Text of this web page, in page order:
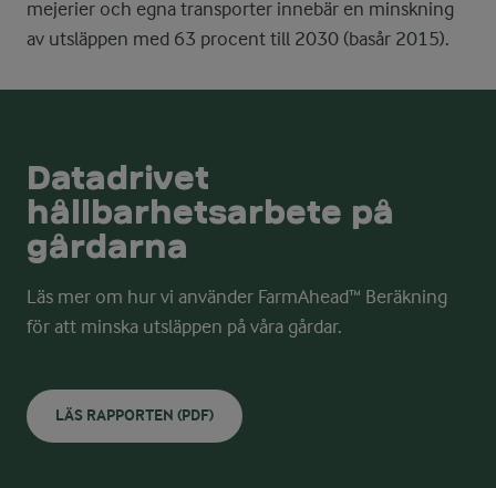
mejerier och egna transporter innebär en minskning
av utsläppen med 63 procent till 2030 (basår 2015).
Datadrivet
hållbarhetsarbete på
gårdarna
Läs mer om hur vi använder FarmAhead™ Beräkning
för att minska utsläppen på våra gårdar.
LÄS RAPPORTEN (PDF)